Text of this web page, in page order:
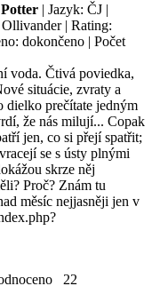
| Jazyk: ČJ |
| Rating:
dokončeno | Počet
voda. Čtivá poviedka,
situácie, zvraty a
dielko prečítate jedným
že nás milují... Copak
jen, co si přejí spatřit;
se s ústy plnými
skrze něj
Proč? Znám tu
měsíc nejjasněji jen v
22